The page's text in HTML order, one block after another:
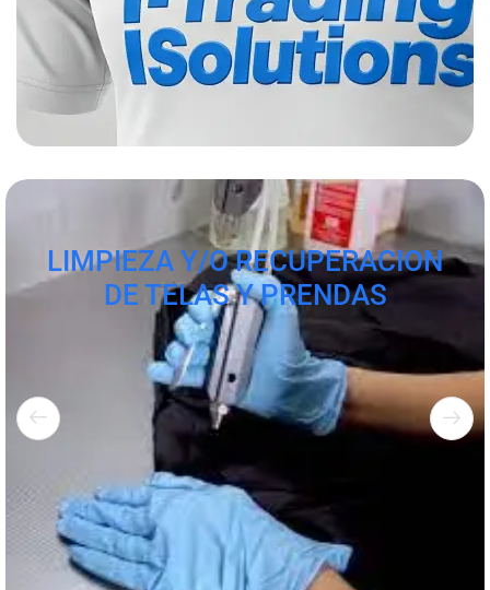
LIMPIEZA Y/O RECUPERACION
DE TELAS Y PRENDAS